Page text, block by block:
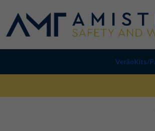
VerãoKits/